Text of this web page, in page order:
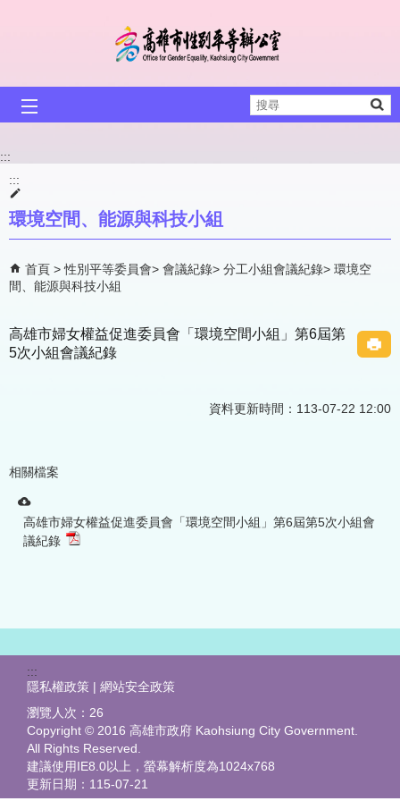
搜
尋
:::
:::
環境空間、能源與科技小組
首頁 性別平等委員會 會議紀錄 分工小組會議紀錄
環境空
間、能源與科技小組
高雄市婦女權益促進委員會「環境空間小組」第6屆第
5次小組會議紀錄
資料更新時間：113-07-22 12:00
相關檔案
高雄市婦女權益促進委員會「環境空間小組」第6屆第5次小組會
議紀錄
:::
隱私權政策 | 網站安全政策
瀏覽人次： 26
Copyright © 2016 高雄市政府 Kaohsiung City Government.
All Rights Reserved.
建議使用IE8.0以上，螢幕解析度為1024x768
更新日期： 115-07-21